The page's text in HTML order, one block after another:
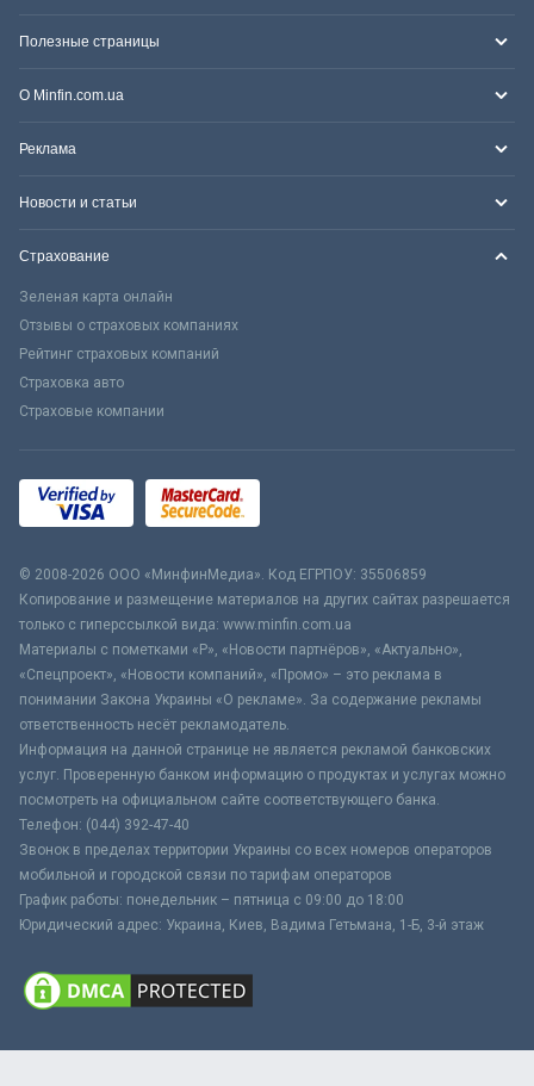
Полезные страницы
О Minfin.com.ua
Реклама
Новости и статьи
Страхование
Зеленая карта онлайн
Отзывы о страховых компаниях
Рейтинг страховых компаний
Страховка авто
Страховые компании
© 2008-2026 ООО «МинфинМедиа». Код ЕГРПОУ: 35506859
Копирование и размещение материалов на других сайтах разрешается
только с гиперссылкой вида: www.minfin.com.ua
Материалы с пометками «Р», «Новости партнёров», «Актуально»,
«Спецпроект», «Новости компаний», «Промо» – это реклама в
понимании Закона Украины «О рекламе». За содержание рекламы
ответственность несёт рекламодатель.
Информация на данной странице не является рекламой банковских
услуг. Проверенную банком информацию о продуктах и услугах можно
посмотреть на официальном сайте соответствующего банка.
Телефон: (044) 392-47-40
Звонок в пределах территории Украины со всех номеров операторов
мобильной и городской связи по тарифам операторов
График работы: понедельник – пятница с 09:00 до 18:00
Юридический адрес: Украина, Киев, Вадима Гетьмана, 1-Б, 3-й этаж